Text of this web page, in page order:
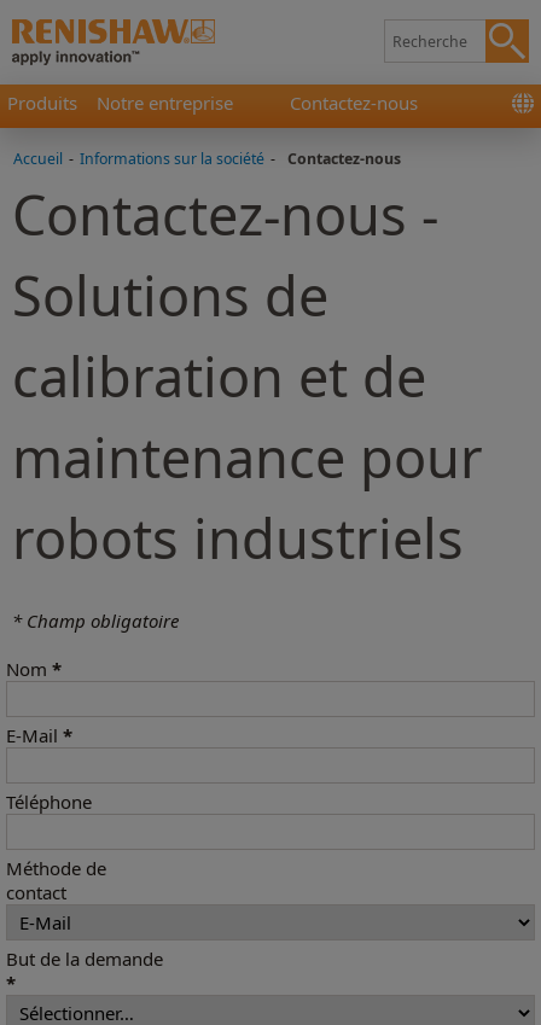
Produits Notre entreprise Contactez-nous
Accueil - Informations sur la société - Contactez-nous
Contactez-nous -
Solutions de
calibration et de
maintenance pour
robots industriels
* Champ obligatoire
Nom *
E-Mail *
Téléphone
Méthode de
contact
But de la demande
*